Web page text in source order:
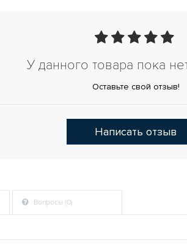
У данного товара пока
Оставьте свой отзыв!
Написать отзыв
Вопросы (0)